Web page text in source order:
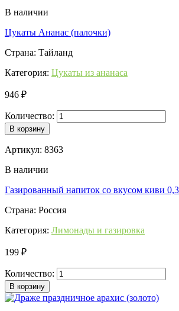
В наличии
Цукаты Ананас (палочки)
Страна: Тайланд
Категория: Цукаты из ананаса
946 ₽
Количество:
В корзину
Артикул: 8363
В наличии
Газированный напиток со вкусом киви
Страна: Россия
Категория: Лимонады и газировка
199 ₽
Количество:
В корзину